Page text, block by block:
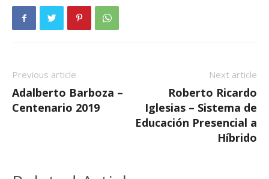
Previous article
Adalberto Barboza –
Centenario 2019
Next article
Roberto Ricardo
Iglesias – Sistema de
Educación Presencial a
Híbrido